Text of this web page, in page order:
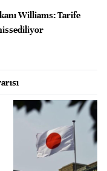
Williams: Tarife